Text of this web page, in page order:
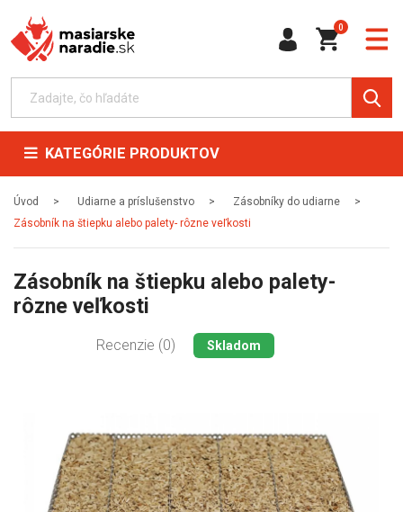
0
KATEGÓRIE PRODUKTOV
Úvod Udiarne a príslušenstvo
Zásobníky do udiarne
Zásobník na štiepku alebo palety- rôzne veľkosti
Zásobník na štiepku alebo palety-
rôzne veľkosti
Recenzie (0) Skladom